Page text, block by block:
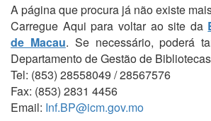
A página que procura já não existe
Carregue Aqui para voltar ao site da
de Macau. Se necessário, poderá
Departamento de Gestão de
Tel: (853) 28558049 / 28567576
Fax: (853) 2831 4456
Email: Inf.BP@icm.gov.mo